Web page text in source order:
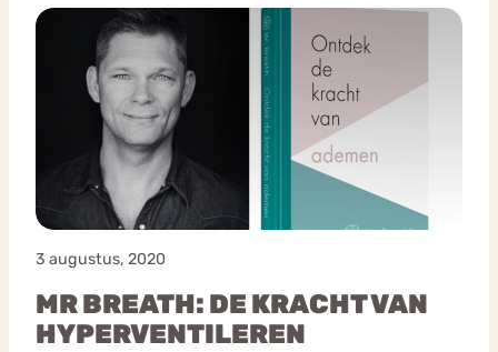
3 augustus, 2020
MR BREATH: DE KRACHT VAN
HYPERVENTILEREN